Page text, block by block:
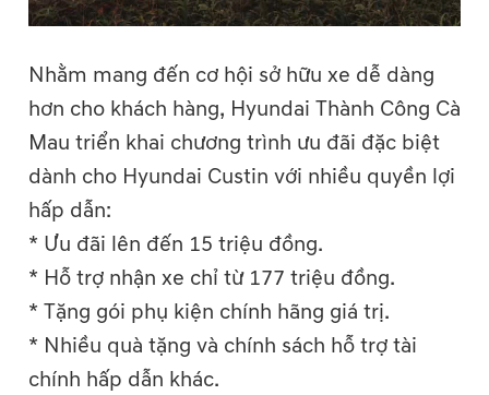
Nhằm mang đến cơ hội sở hữu xe dễ dàng
hơn cho khách hàng, Hyundai Thành Công Cà
Mau triển khai chương trình ưu đãi đặc biệt
dành cho Hyundai Custin với nhiều quyền lợi
hấp dẫn:
* Ưu đãi lên đến 15 triệu đồng.
* Hỗ trợ nhận xe chỉ từ 177 triệu đồng.
* Tặng gói phụ kiện chính hãng giá trị.
* Nhiều quà tặng và chính sách hỗ trợ tài
chính hấp dẫn khác.